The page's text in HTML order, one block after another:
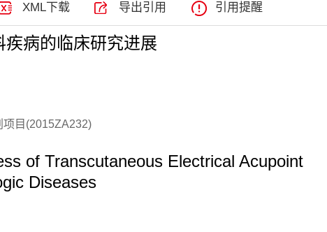
XML下载 导出引用 引用提醒
病的临床研究进展
项目(2015ZA232)
of Transcutaneous Electrical Acupoint
Diseases